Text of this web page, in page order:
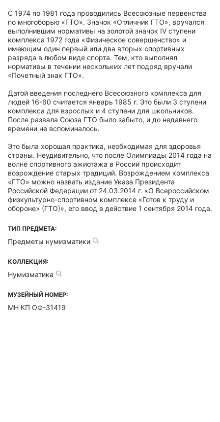
С 1974 по 1981 года проводились Всесоюзные первенства
по многоборью «ГТО». Значок «Отличник ГТО», вручался
выполнившим нормативы на золотой значок IV ступени
комплекса 1972 года «Физическое совершенство» и
имеющим один первый или два вторых спортивных
разряда в любом виде спорта. Тем, кто выполнял
нормативы в течении нескольких лет подряд вручали
«Почетный знак ГТО».
Датой введения последнего Всесоюзного комплекса для
людей 16-60 считается январь 1985 г. Это были 3 ступени
комплекса для взрослых и 4 ступени для школьников.
После развала Союза ГТО было забыто, и до недавнего
времени не вспоминалось.
Это была хорошая практика, необходимая для здоровья
страны. Неудивительно, что после Олимпиады 2014 года на
волне спортивного ажиотажа в России происходит
возрождение старых традиций. Возрождением комплекса
«ГТО» можно назвать издание Указа Президента
Российской Федерации от 24.03.2014 г. «О Всероссийском
физкультурно-спортивном комплексе «Готов к труду и
обороне» (ГТО)», его ввод в действие 1 сентября 2014 года.
ТИП ПРЕДМЕТА:
Предметы нумизматики
КОЛЛЕКЦИЯ:
Нумизматика
МУЗЕЙНЫЙ НОМЕР:
МН КП ОФ-31419